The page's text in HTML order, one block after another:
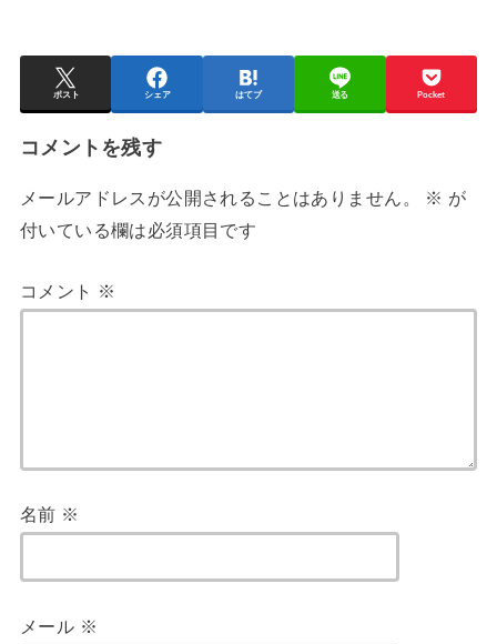
ポスト シェア はてブ 送る Pocket
コメントを残す
メールアドレスが公開されることはありません。 ※ が
付いている欄は必須項目です
コメント ※
名前 ※
メール ※